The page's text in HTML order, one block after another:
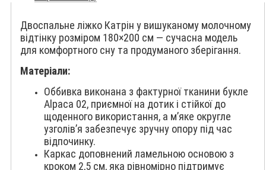
Двоспальне ліжко Катрін у вишуканому молочному
відтінку розміром 180×200 см — сучасна модель
для комфортного сну та продуманого зберігання.
Матеріали:
Оббивка виконана з фактурної тканини букле
Alpaca 02, приємної на дотик і стійкої до
щоденного використання, а м’яке округле
узголів’я забезпечує зручну опору під час
відпочинку.
Каркас доповнений ламельною основою з
кроком 2,5 см, яка рівномірно підтримує